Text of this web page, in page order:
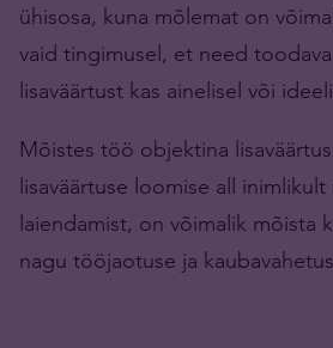
ühisosa, kuna mõlemat on
vaid tingimusel, et need
lisaväärtust kas ainelisel või
Mõistes töö objektina
lisaväärtuse loomise all
laiendamist, on võimalik mõista
nagu tööjaotuse ja